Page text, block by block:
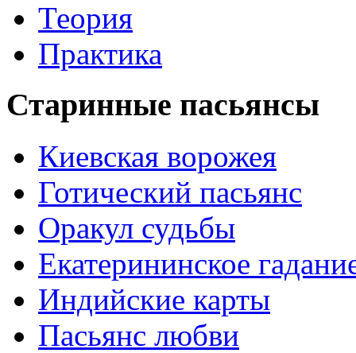
Теория
Практика
Старинные пасьянсы
Киевская ворожея
Готический пасьянс
Оракул судьбы
Екатерининское
Индийские карты
Пасьянс любви